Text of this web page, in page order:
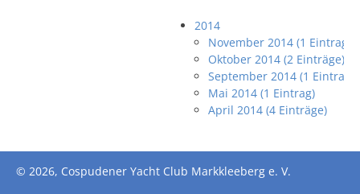
2014
November 2014 (1 Eintrag)
Oktober 2014 (2 Einträge)
September 2014 (1 Eintrag)
Mai 2014 (1 Eintrag)
April 2014 (4 Einträge)
© 2026, Cospudener Yacht Club Markkleeberg e. V.